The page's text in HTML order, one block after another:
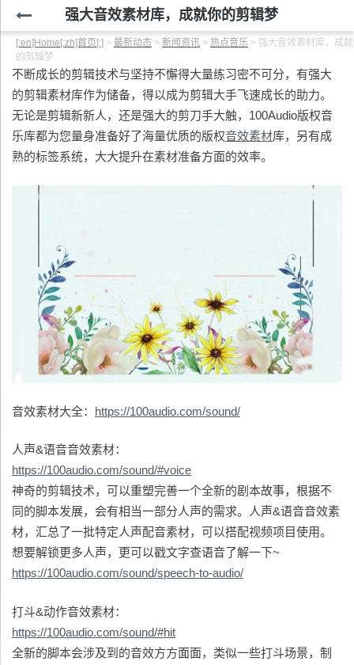
强大音效素材库，成就你的剪辑梦
[:en]Home[:zh]首页[:] > 最新动态 > 新闻资讯 > 热点音乐 > 强大音效素材库，成
的剪辑梦
不断成长的剪辑技术与坚持不懈得大量练习密不可分，有强大
的剪辑素材库作为储备，得以成为剪辑大手飞速成长的助力。
无论是剪辑新新人，还是强大的剪刀手大触，100Audio版权音
乐库都为您量身准备好了海量优质的版权音效素材库，另有成
熟的标签系统，大大提升在素材准备方面的效率。
音效素材大全： https://100audio.com/sound/
人声&语音音效素材：
https://100audio.com/sound/#voice
神奇的剪辑技术，可以重塑完善一个全新的剧本故事，根据不
同的脚本发展，会有相当一部分人声的需求。人声&语音音效素
材，汇总了一批特定人声配音素材，可以搭配视频项目使用。
想要解锁更多人声，更可以戳文字查语音了解一下~
https://100audio.com/sound/speech-to-audio/
打斗&动作音效素材：
https://100audio.com/sound/#hit
全新的脚本会涉及到的音效方方面面，类似一些打斗场景，制